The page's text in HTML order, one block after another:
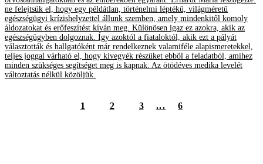
ne felejtsük el, hogy egy példátlan, történelmi léptékű, világméretű
egészségügyi krízishelyzettel állunk szemben, amely mindenkitől komoly
áldozatokat és erőfeszítést kíván meg. Különösen igaz ez azokra, akik az
egészségügyben dolgoznak. Így azoktól a fiataloktól, akik ezt a pályát
választották és hallgatóként már rendelkeznek valamiféle alapismeretekkel,
teljes joggal várható el, hogy kivegyék részüket ebből a feladatból, amihez
minden szükséges segítséget meg is kapnak. Az ötödéves medika levelét
változtatás nélkül közöljük.
1 2 3 ... 6